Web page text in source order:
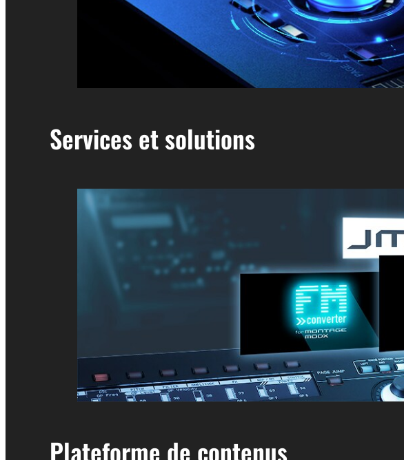
Services et solutions
Plateforme de contenus